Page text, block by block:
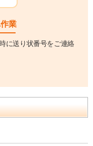
業
に送り状番号をご連絡